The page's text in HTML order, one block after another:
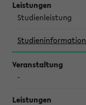
Studienleistung
Studieninformation
-